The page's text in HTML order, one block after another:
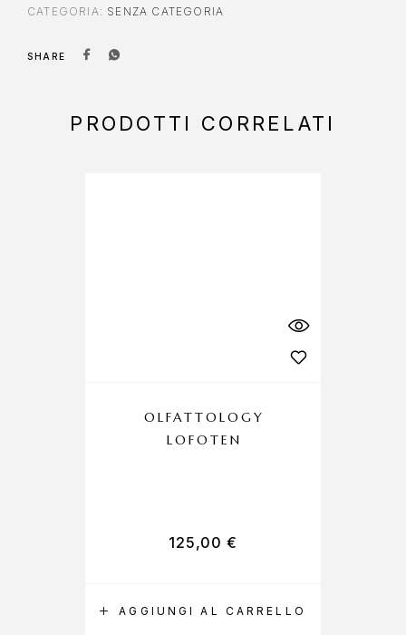
CATEGORIA: SENZA CATEGORIA
SHARE
PRODOTTI CORRELATI
AGGIUNGI AL CARRELLO
OLFATTOLOGY
LOFOTEN
125,00 €